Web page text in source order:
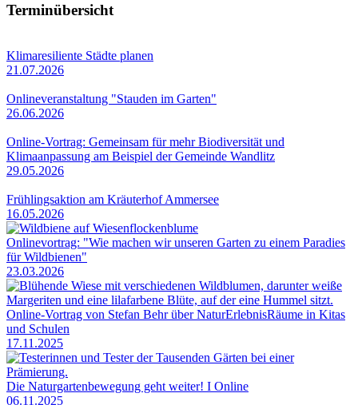
Terminübersicht
Klimaresiliente Städte planen
21.07.2026
Onlineveranstaltung "Stauden im Garten"
26.06.2026
Online-Vortrag: Gemeinsam für mehr Biodiversität und
Klimaanpassung am Beispiel der Gemeinde Wandlitz
29.05.2026
Frühlingsaktion am Kräuterhof Ammersee
16.05.2026
Onlinevortrag: "Wie machen wir unseren Garten zu einem Paradies
für Wildbienen"
23.03.2026
Online-Vortrag von Stefan Behr über NaturErlebnisRäume in Kitas
und Schulen
17.11.2025
Die Naturgartenbewegung geht weiter! I Online
06.11.2025